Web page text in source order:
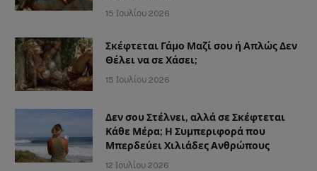
15 Ιουλίου 2026
Σκέφτεται Γάμο Μαζί σου ή Απλώς Δεν
Θέλει να σε Χάσει;
15 Ιουλίου 2026
Δεν σου Στέλνει, αλλά σε Σκέφτεται
Κάθε Μέρα; Η Συμπεριφορά που
Μπερδεύει Χιλιάδες Ανθρώπους
12 Ιουλίου 2026